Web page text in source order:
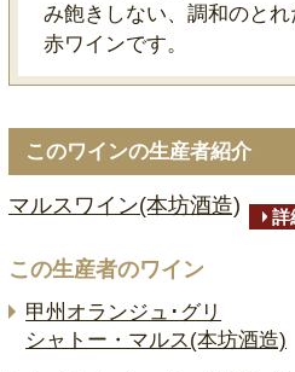
み飽きしない、調和のと
赤ワインです。
このワインの生産者紹介
マルスワイン(本坊酒造) 詳
この生産者のワイン
甲州オランジュ･グリ
シャトー・マルス(本坊酒造)